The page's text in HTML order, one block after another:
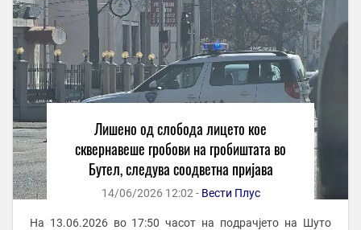
Лишено од слобода лицето кое
сквернавеше гробови на гробиштата во
Бутел, следува соодветна пријава
14/06/2026 12:02 - Вести Плус
На 13.06.2026 во 17:50 часот на подрачјето на Шуто